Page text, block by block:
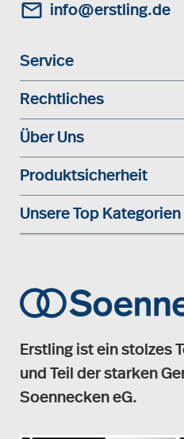
info@erstling.de
Service
Rechtliches
Über Uns
Produktsicherheit
Unsere Top Kategorien
Erstling ist ein stolzes
und Teil der starken
Soennecken eG.